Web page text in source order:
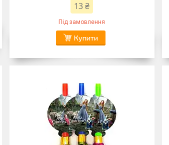
13 ₴
Під замовлення
Купити